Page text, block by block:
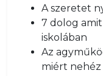
A szeretet
7 dolog
iskolában
Az
miért